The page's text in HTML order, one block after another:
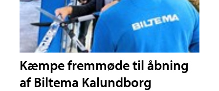
Kæmpe fremmøde til åbning
af Biltema Kalundborg